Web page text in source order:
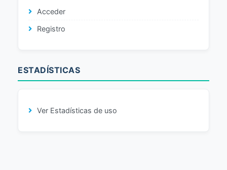
Acceder
Registro
ESTADÍSTICAS
Ver Estadísticas de uso